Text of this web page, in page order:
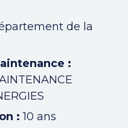
de la
:
: 10 ans